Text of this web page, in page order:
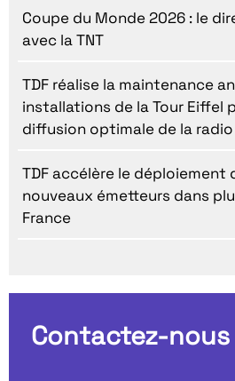
Coupe du Monde 2026 : le
avec la TNT
TDF réalise la maintenance
installations de la Tour Eiffel
diffusion optimale de la radio
TDF accélère le déploiement
nouveaux émetteurs dans
France
Contactez-nous